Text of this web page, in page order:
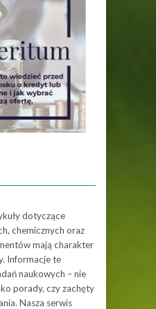
dotyczące
chemicznych oraz
mają charakter
Informacje te
naukowych – nie
porady, czy zachęty
Nasza serwis